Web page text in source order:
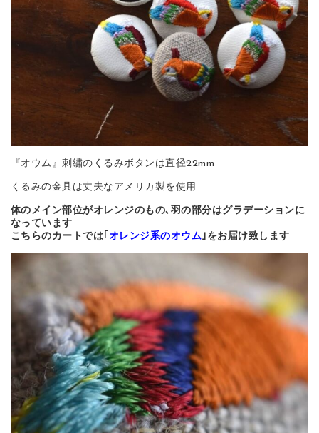
『オウム』刺繍のくるみボタンは直径22mm
くるみの金具は丈夫なアメリカ製を使用
体のメイン部位がオレンジのもの､羽の部分はグラデーションに
なっています
こちらのカートでは｢ オレンジ系のオウム｣をお届け致します